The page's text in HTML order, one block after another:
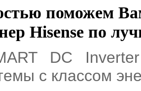
поможем
Hisense по
DC
с классом